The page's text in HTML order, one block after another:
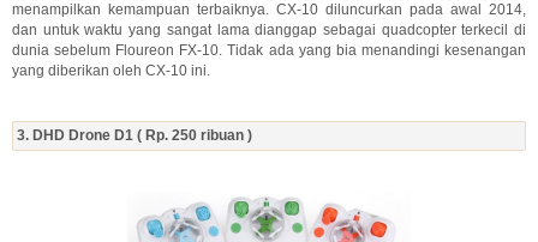
menampilkan kemampuan terbaiknya. CX-10 diluncurkan pada awal 2014,
dan untuk waktu yang sangat lama dianggap sebagai quadcopter terkecil di
dunia sebelum Floureon FX-10. Tidak ada yang bia menandingi kesenangan
yang diberikan oleh CX-10 ini.
3. DHD Drone D1 ( Rp. 250 ribuan )